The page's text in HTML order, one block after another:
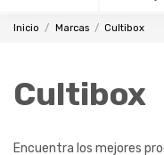
Inicio Marcas Cultibox
Cultibox
Encuentra los mejores